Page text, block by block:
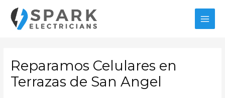
contenido
Reparamos Celulares en
Terrazas de San Angel